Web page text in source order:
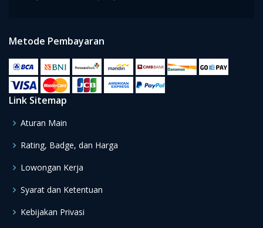
Metode Pembayaran
Link Sitemap
Aturan Main
Rating, Badge, dan Harga
Lowongan Kerja
Syarat dan Ketentuan
Kebijakan Privasi